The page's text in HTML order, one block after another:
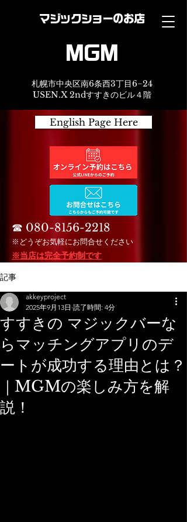
マジックショーのお店
MGM
札幌市中央区南6条西3丁目6−24
USEN.X 2ndすすきのビル４階
English Page Here
☎︎ 080-8156-2218
※どうぞお気軽にお問合せください
※当店は完全予約制です
記事
すすきの マジックバーな
らマッチングアプリのデ
ートが成功する理由とは？
｜MGMの楽しみ方を解
説！
akkeyproject
2025年9月13日 読了時間: 4分